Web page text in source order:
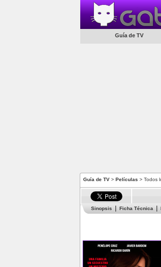
Guía de TV
Guía de TV > Películas > Todos
Sinopsis Ficha Técnica